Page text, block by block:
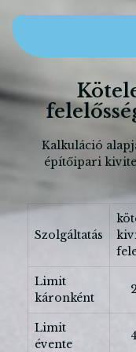
Kalkuláció
építőipari
Szolgáltatás
Limit
káronként
Limit
évente